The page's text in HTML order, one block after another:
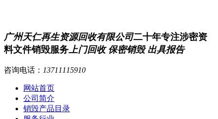
广州天仁再生资源回收有限公司二十年专注涉密资
料文件销毁服务 上门回收 保密销毁 出具报告
咨询电话： 13711115910
网站首页
公司简介
销毁产品目录